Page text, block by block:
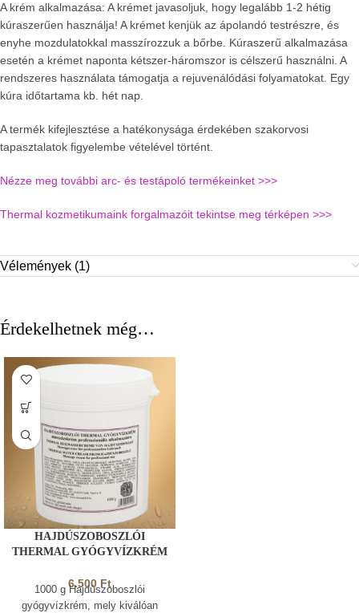
A krém alkalmazása: A krémet javasoljuk, hogy legalább 1-2 hétig
kúraszerűen használja! A krémet kenjük az ápolandó testrészre, és
enyhe mozdulatokkal masszírozzuk a bőrbe. Kúraszerű alkalmazása
esetén a krémet naponta kétszer-háromszor is célszerű használni. A
rendszeres használata támogatja a rejuvenálódási folyamatokat. Egy
kúra időtartama kb. hét nap.
A termék kifejlesztése a hatékonysága érdekében szakorvosi
tapasztalatok figyelembe vételével történt.
Nézze meg további arc- és testápoló termékeinket >>>
Thermal kozmetikumaink forgalmazóit tekintse meg térképen >>>
Vélemények (1)
Érdekelhetnek még…
HAJDÚSZOBOSZLÓI
THERMAL GYÓGYVÍZKRÉM
6.500 Ft
1000 g Hajdúszoboszlói
gyógyvízkrém, mely kiválóan